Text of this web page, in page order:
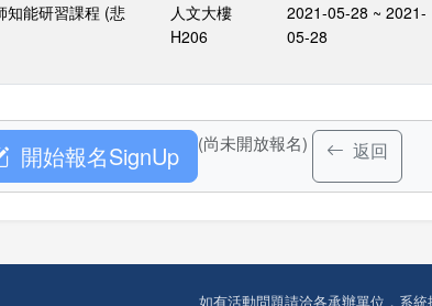
知能研習課程 (悲
人文大樓
H206
2021-05-28 ~ 2021-
05-28
開始報名SignUp (尚未開放報名) 返回
如有活動問題請洽各承辦單位，系